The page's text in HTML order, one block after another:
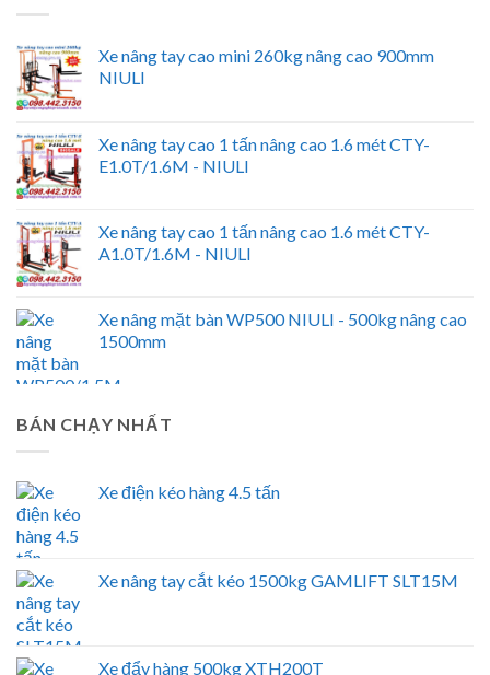
Xe nâng tay cao mini 260kg nâng cao 900mm
NIULI
Xe nâng tay cao 1 tấn nâng cao 1.6 mét CTY-
E1.0T/1.6M - NIULI
Xe nâng tay cao 1 tấn nâng cao 1.6 mét CTY-
A1.0T/1.6M - NIULI
Xe nâng mặt bàn WP500 NIULI - 500kg nâng cao
1500mm
BÁN CHẠY NHẤT
Xe điện kéo hàng 4.5 tấn
Xe nâng tay cắt kéo 1500kg GAMLIFT SLT15M
Xe đẩy hàng 500kg XTH200T